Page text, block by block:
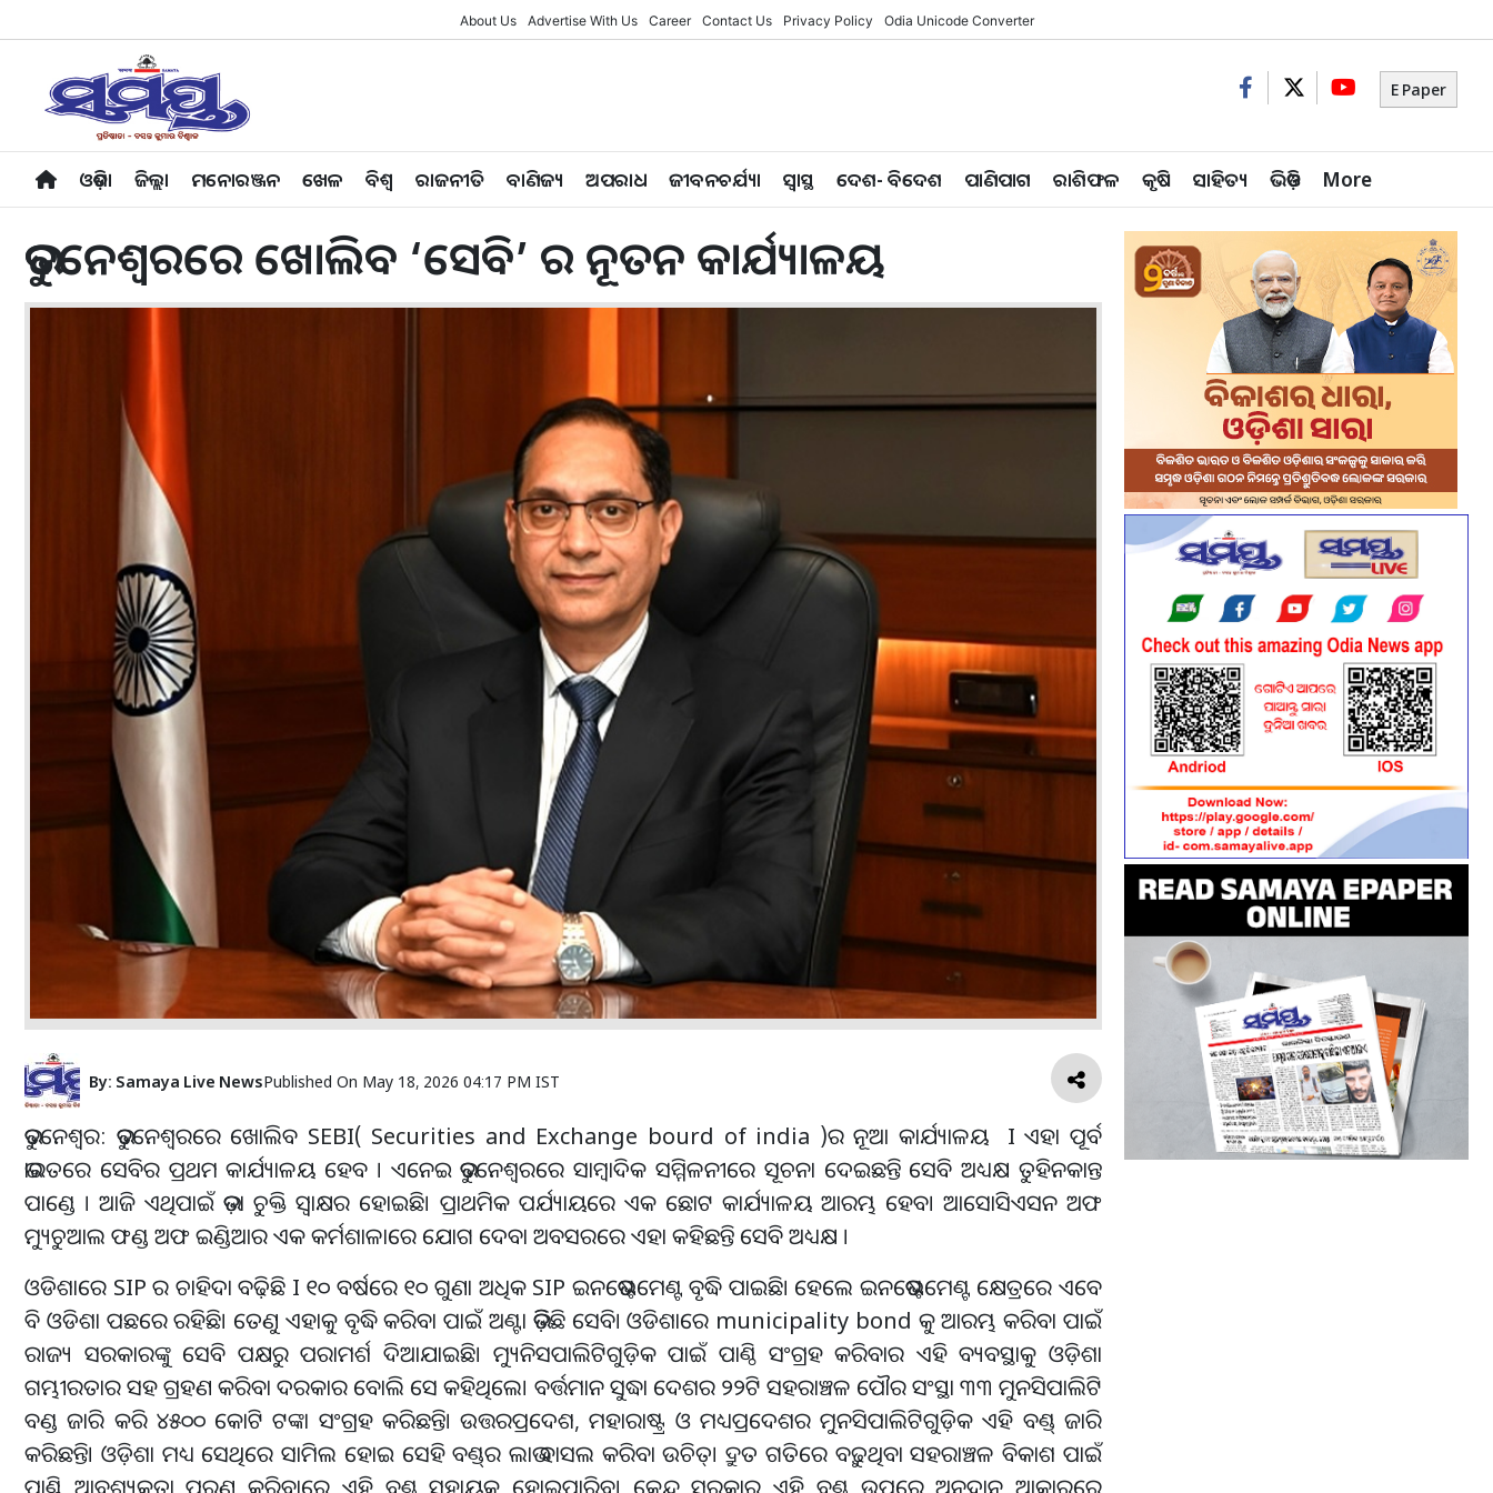
About Us Advertise With Us Career Contact Us Privacy Policy Odia Unicode Converter
E Paper
ଓଡ଼ିଶା ଜିଲ୍ଲା ମନୋରଞ୍ଜନ ଖେଳ ବିଶ୍ବ ରାଜନୀତି ବାଣିଜ୍ୟ ଅପରାଧ ଜୀବନଚର୍ଯ୍ୟା ସ୍ୱାସ୍ଥ ଦେଶ- ବିଦେଶ ପାଣିପାଗ ରାଶିଫଳ କୃଷି ସାହିତ୍ୟ ଭିଡ଼ିଓ More
ଭୁବନେଶ୍ବରରେ ଖୋଲିବ ‘ସେବି’ ର ନୂତନ କାର୍ଯ୍ୟାଳୟ
By: Samaya Live NewsPublished On May 18, 2026 04:17 PM IST
ଭୁବନେଶ୍ୱର: ଭୁବନେଶ୍ୱରରେ ଖୋଲିବ SEBI( Securities and Exchange bourd of india )ର ନୂଆ କାର୍ଯ୍ୟାଳୟ I ଏହା ପୂର୍ବ
ଭାରତରେ ସେବିର ପ୍ରଥମ କାର୍ଯ୍ୟାଳୟ ହେବ । ଏନେଇ ଭୁବନେଶ୍ୱରରେ ସାମ୍ବାଦିକ ସମ୍ମିଳନୀରେ ସୂଚନା ଦେଇଛନ୍ତି ସେବି ଅଧ୍ୟକ୍ଷ ତୁହିନକାନ୍ତ
ପାଣ୍ଡେ । ଆଜି ଏଥିପାଇଁ ଭଡ଼ା ଚୁକ୍ତି ସ୍ବାକ୍ଷର ହୋଇଛି। ପ୍ରାଥମିକ ପର୍ଯ୍ୟାୟରେ ଏକ ଛୋଟ କାର୍ଯ୍ୟାଳୟ ଆରମ୍ଭ ହେବ। ଆସୋସିଏସନ ଅଫ
ମ୍ୟୁଚୁଆଲ ଫଣ୍ଡ ଅଫ ଇଣ୍ଡିଆର ଏକ କର୍ମଶାଳାରେ ଯୋଗ ଦେବା ଅବସରରେ ଏହା କହିଛନ୍ତି ସେବି ଅଧ୍ୟକ୍ଷ ।
ଓଡିଶାରେ SIP ର ଚାହିଦା ବଢ଼ିଛି I ୧୦ ବର୍ଷରେ ୧୦ ଗୁଣା ଅଧିକ SIP ଇନଭେଷ୍ଟମେଣ୍ଟ ବୃଦ୍ଧି ପାଇଛି। ହେଲେ ଇନଭେଷ୍ଟମେଣ୍ଟ କ୍ଷେତ୍ରରେ ଏବେ
ବି ଓଡିଶା ପଛରେ ରହିଛି। ତେଣୁ ଏହାକୁ ବୃଦ୍ଧି କରିବା ପାଇଁ ଅଣ୍ଟା ଭିଡ଼ିଛି ସେବି। ଓଡିଶାରେ municipality bond କୁ ଆରମ୍ଭ କରିବା ପାଇଁ
ରାଜ୍ୟ ସରକାରଙ୍କୁ ସେବି ପକ୍ଷରୁ ପରାମର୍ଶ ଦିଆଯାଇଛି। ମ୍ୟୁନିସପାଲିଟିଗୁଡ଼ିକ ପାଇଁ ପାଣ୍ଠି ସଂଗ୍ରହ କରିବାର ଏହି ବ୍ୟବସ୍ଥାକୁ ଓଡ଼ିଶା
ଗମ୍ଭୀରତାର ସହ ଗ୍ରହଣ କରିବା ଦରକାର ବୋଲି ସେ କହିଥିଲେ। ବର୍ତ୍ତମାନ ସୁଦ୍ଧା ଦେଶର ୨୨ଟି ସହରାଞ୍ଚଳ ପୌର ସଂସ୍ଥା ୩୩ ମୁନସିପାଲିଟି
ବଣ୍ଡ ଜାରି କରି ୪୫୦୦ କୋଟି ଟଙ୍କା ସଂଗ୍ରହ କରିଛନ୍ତି। ଉତ୍ତରପ୍ରଦେଶ, ମହାରାଷ୍ଟ୍ର ଓ ମଧ୍ୟପ୍ରଦେଶର ମୁନସିପାଲିଟିଗୁଡ଼ିକ ଏହି ବଣ୍ଡ୍ ଜାରି
କରିଛନ୍ତି। ଓଡ଼ିଶା ମଧ୍ୟ‌ ସେଥିରେ ସାମିଲ ହୋଇ ସେହି ବଣ୍ଡ୍‌ର ଲାଭ ହାସଲ କରିବା ଉଚିତ୍‌। ଦ୍ରୁତ ଗତିରେ ବଢ଼ୁଥିବା ସହରାଞ୍ଚଳ ବିକାଶ ପାଇଁ
ପାଣ୍ଠି ଆବଶ୍ୟକତା ପୂରଣ କରିବାରେ ଏହି ବଣ୍ଡ୍ ସହାୟକ ହୋଇପାରିବ। କେନ୍ଦ୍ର ସରକାର ଏହି ବଣ୍ଡ୍ ଉପରେ ଅନୁଦାନ ଆକାରରେ